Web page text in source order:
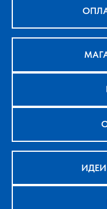
ИДЕИ